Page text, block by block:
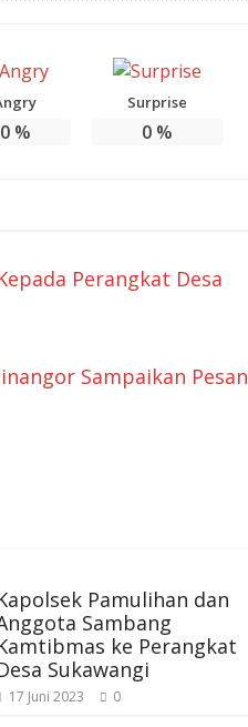
0%
Surprise
0 %
Perangkat Desa
Sampaikan Pesan
Pamulihan dan
Sambang
ke Perangkat
Sukawangi
17 Juni 2023 0